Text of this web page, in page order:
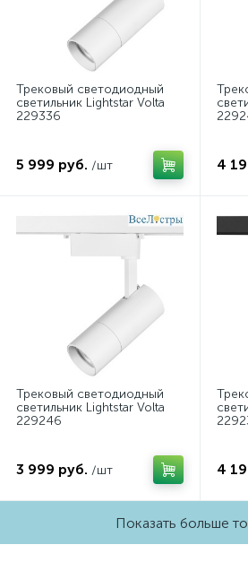
Трековый светодиодный
светильник Lightstar Volta
229336
5 999 руб. /шт 4
Трековый светодиодный
светильник Lightstar Volta
229246
3 999 руб. /шт 4
Показать больше